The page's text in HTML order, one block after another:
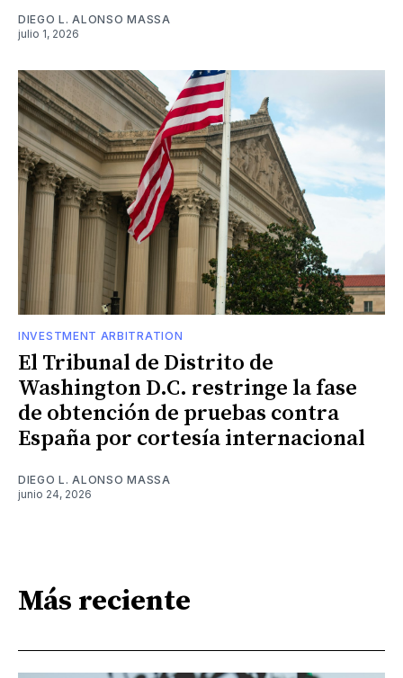
DIEGO L. ALONSO MASSA
julio 1, 2026
INVESTMENT ARBITRATION
El Tribunal de Distrito de
Washington D.C. restringe la fase
de obtención de pruebas contra
España por cortesía internacional
DIEGO L. ALONSO MASSA
junio 24, 2026
Más reciente